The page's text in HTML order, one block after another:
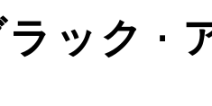
ック ·